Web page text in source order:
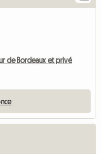
de Bordeaux et privé